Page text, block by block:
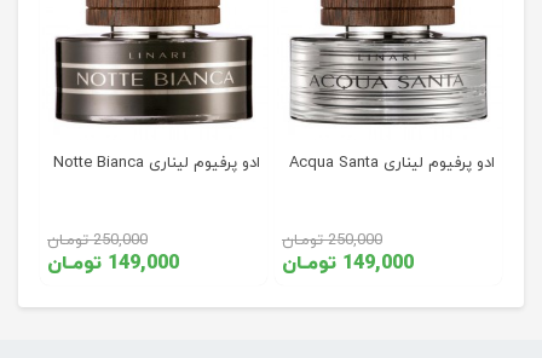
ادو پرفیوم لیناری Notte Bianca
149,000 تومـان
250,000 تومـان
ادو پرفیوم لیناری Acqua Santa
149,000 تومـان
250,000 تومـان